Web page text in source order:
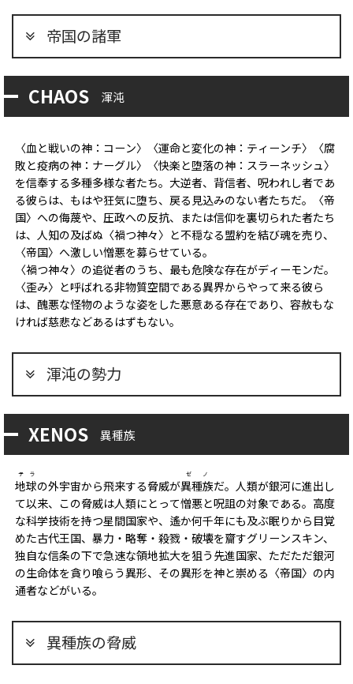
帝国の諸軍
CHAOS 渾沌
〈血と戦いの神：コーン〉〈運命と変化の神：ティーンチ〉〈腐
敗と疫病の神：ナーグル〉〈快楽と堕落の神：スラーネッシュ〉
を信奉する多種多様な者たち。大逆者、背信者、呪われし者であ
る彼らは、もはや狂気に堕ち、戻る見込みのない者たちだ。〈帝
国〉への侮蔑や、圧政への反抗、または信仰を裏切られた者たち
は、人知の及ばぬ〈禍つ神々〉と不穏なる盟約を結び魂を売り、
〈帝国〉へ激しい憎悪を募らせている。
〈禍つ神々〉の追従者のうち、最も危険な存在がディーモンだ。
〈歪み〉と呼ばれる非物質空間である異界からやって来る彼ら
は、醜悪な怪物のような姿をした悪意ある存在であり、容赦もな
ければ慈悲などあるはずもない。
渾沌の勢力
XENOS 異種族
地球
テラ
の外宇宙から飛来する脅威が異種族
ゼノ
だ。人類が銀河に進出し
て以来、この脅威は人類にとって憎悪と呪詛の対象である。高度
な科学技術を持つ星間国家や、遙か何千年にも及ぶ眠りから目覚
めた古代王国、暴力・略奪・殺戮・破壊を齎すグリーンスキン、
独自な信条の下で急速な領地拡大を狙う先進国家、ただただ銀河
の生命体を貪り喰らう異形、その異形を神と崇める〈帝国〉の内
通者などがいる。
異種族の脅威